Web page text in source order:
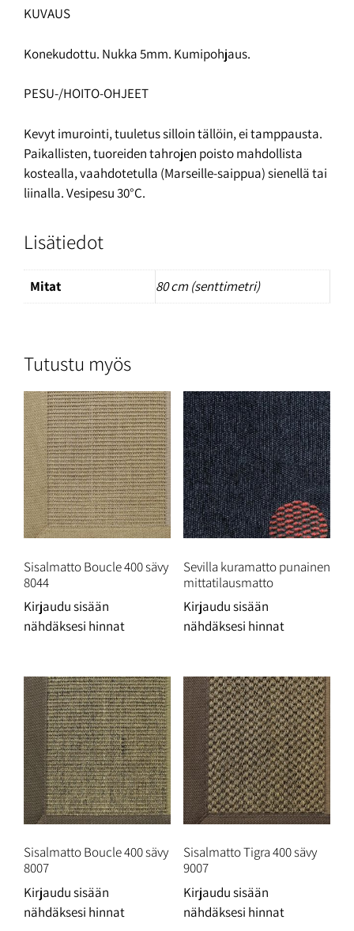
KUVAUS
Konekudottu. Nukka 5mm. Kumipohjaus.
PESU-/HOITO-OHJEET
Kevyt imurointi, tuuletus silloin tällöin, ei tamppausta.
Paikallisten, tuoreiden tahrojen poisto mahdollista
kostealla, vaahdotetulla (Marseille-saippua) sienellä tai
liinalla. Vesipesu 30°C.
Lisätiedot
Mitat 80 cm (senttimetri)
Tutustu myös
Sisalmatto Boucle 400 sävy
8044
Kirjaudu sisään
nähdäksesi hinnat
Sevilla kuramatto punainen
mittatilausmatto
Kirjaudu sisään
nähdäksesi hinnat
Sisalmatto Boucle 400 sävy
8007
Kirjaudu sisään
nähdäksesi hinnat
Sisalmatto Tigra 400 sävy
9007
Kirjaudu sisään
nähdäksesi hinnat